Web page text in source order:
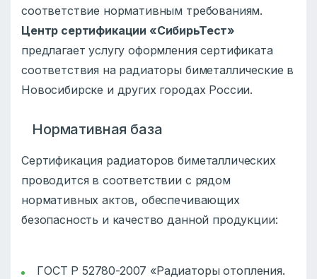
соответствие нормативным требованиям.
Центр сертификации «СибирьТест»
предлагает услугу оформления сертификата
соответствия на радиаторы биметаллические в
Новосибирске и других городах России.
Нормативная база
Сертификация радиаторов биметаллических
проводится в соответствии с рядом
нормативных актов, обеспечивающих
безопасность и качество данной продукции:
ГОСТ Р 52780-2007 «Радиаторы отопления.